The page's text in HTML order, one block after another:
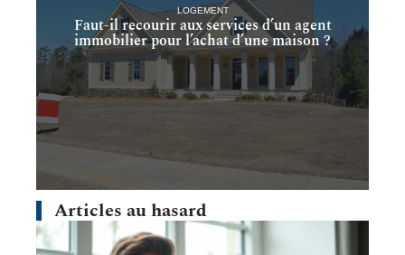
LOGEMENT
Faut-il recourir aux services d’un agent
immobilier pour l’achat d’une maison ?
Articles au hasard